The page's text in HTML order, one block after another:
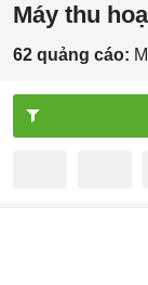
Máy thu
62 quảng cáo: